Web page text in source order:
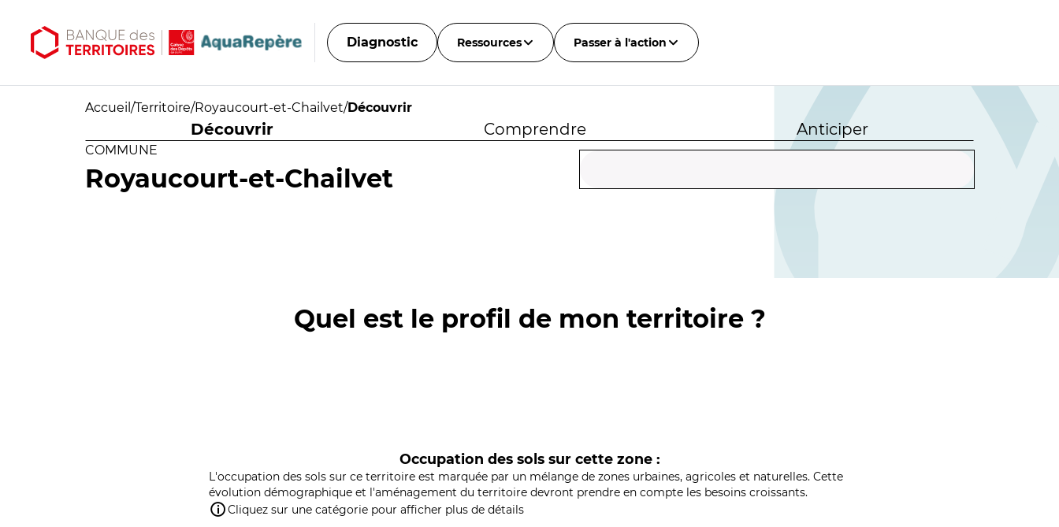
Diagnostic Ressources Passer à l'action
Accueil /Territoire/Royaucourt-et-Chailvet/Découvrir
Découvrir Comprendre Anticiper
COMMUNE
Royaucourt-et-Chailvet
Quel est le profil de mon territoire ?
Occupation des sols sur cette zone :
L'occupation des sols sur ce territoire est marquée par un mélange de zones urbaines, agricoles et naturelles. Cette
évolution démographique et l'aménagement du territoire devront prendre en compte les besoins croissants.
Cliquez sur une catégorie pour afficher plus de détails